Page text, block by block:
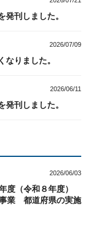
刊しました。
2026/07/09
りました。
2026/06/11
刊しました。
2026/06/03
度（令和８年度）
業 都道府県の実施